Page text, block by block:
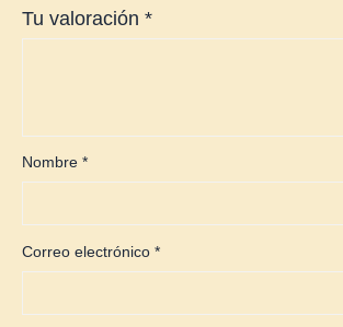
Tu valoración *
Nombre *
Correo electrónico *